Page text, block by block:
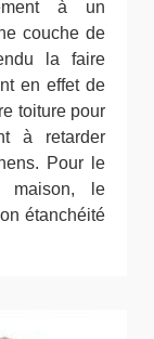
à un
couche de
la faire
en effet de
toiture pour
à retarder
Pour le
maison, le
étanchéité